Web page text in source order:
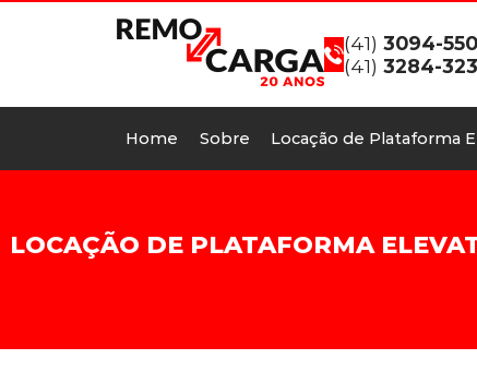
(41) 3094-
(41) 3284-
Home Sobre Locação de Plataforma
LOCAÇÃO DE PLATAFORMA